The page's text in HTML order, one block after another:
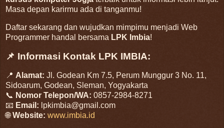
Masa depan karirmu ada di tanganmu!
Daftar sekarang dan wujudkan mimpimu menjadi Web
Programmer handal bersama LPK Imbia!
📌 Informasi Kontak LPK IMBIA:
📍 Alamat: Jl. Godean Km 7.5, Perum Munggur 3 No. 11,
Sidoarum, Godean, Sleman, Yogyakarta
📞 Nomor Telepon/WA: 0857-2984-8271
📧 Email: lpkimbia@gmail.com
🌐Website: www.imbia.id